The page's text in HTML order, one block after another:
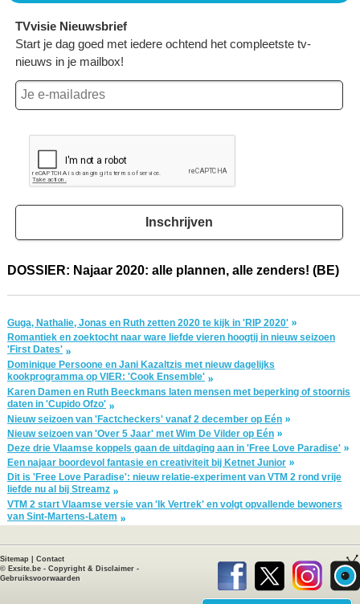
TVvisie Nieuwsbrief
Start je dag goed met iedere ochtend het compleetste tv-
nieuws in je mailbox!
Inschrijven
DOSSIER: Najaar 2020: alle plannen, alle zenders! (BE)
Guga, Nathalie, Jonas en Ruth zetten 2020 te kijk in 'RIP 2020'
Romantiek en zoektocht naar ware liefde vieren hoogtij in nieuw seizoen
'First Dates'
Dominique Persoone en Jani Kazaltzis met nieuw dagelijks
kookprogramma op VIER: 'Cook Ensemble'
Karen Damen en Ruth Beeckmans laten mensen met beperking of stoornis
daten in 'Cupido Ofzo'
Nieuw seizoen van 'Factcheckers' vanaf 2 december op Eén
Nieuw seizoen van 'Over 5 Jaar' met Wim De Vilder op Eén
Deze drie Vlaamse koppels gaan de uitdaging aan in 'Free Love Paradise'
Een najaar boordevol fantasie en creativiteit bij Ketnet Junior
Dit is 'Free Love Paradise': nieuw relatie-experiment van VTM 2 rond vrije
liefde nu al bij Streamz
VTM 2 start Vlaamse versie van 'Ik Vertrek' en volgt opvallende bewoners
van Sint-Martens-Latem
Sitemap
Contact
© Exsite.be - Copyright & Disclaimer -
Gebruiksvoorwaarden